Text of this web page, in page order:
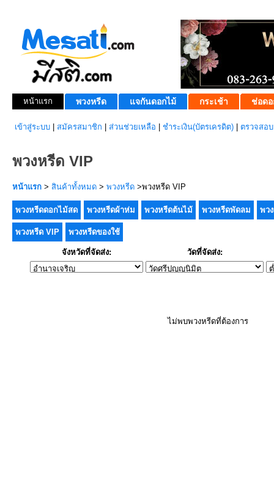
หน้าแรก พวงหรีด แจกันดอกไม้ กระเช้า ช่อดอ
เข้าสู่ระบบ สมัครสมาชิก ส่วนช่วยเหลือ ชำระเงิน(บัตรเครดิต) ตรวจสอ
พวงหรีด VIP
หน้าแรก > สินค้าทั้งหมด > พวงหรีด >พวงหรีด VIP
พวงหรีดดอกไม้สด พวงหรีดผ้าห่ม พวงหรีดต้นไม้ พวงหรีดพัดลม พว
พวงหรีด VIP พวงหรีดของใช้
จังหวัดที่จัดส่ง: วัดที่จัดส่ง:
ไม่พบพวงหรีดที่ต้องการ